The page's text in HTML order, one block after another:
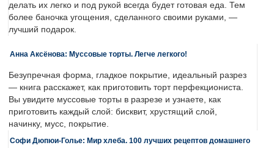
делать их легко и под рукой всегда будет готовая еда. Тем
более баночка угощения, сделанного своими руками, —
лучший подарок.
Анна Аксёнова: Муссовые торты. Легче легкого!
Безупречная форма, гладкое покрытие, идеальный разрез
— книга расскажет, как приготовить торт перфекциониста.
Вы увидите муссовые торты в разрезе и узнаете, как
приготовить каждый слой: бисквит, хрустящий слой,
начинку, мусс, покрытие.
Софи Дюпюи-Голье: Мир хлеба. 100 лучших рецептов домашнего